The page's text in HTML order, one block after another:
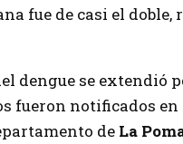
fue de casi el
dengue se extendió
fueron notificados
de La